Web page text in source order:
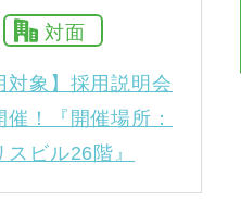
対面
対象】採用説明会
催！『開催場所：
ビル26階』